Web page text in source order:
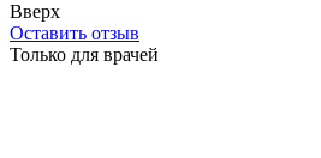
Вверх
Оставить отзыв
Только для врачей